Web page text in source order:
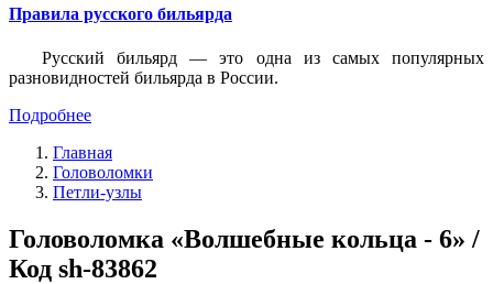
Правила русского бильярда
Русский бильярд — это одна из самых популярных
разновидностей бильярда в России.
Подробнее
Главная
Головоломки
Петли-узлы
Головоломка «Волшебные кольца - 6» /
Код sh-83862